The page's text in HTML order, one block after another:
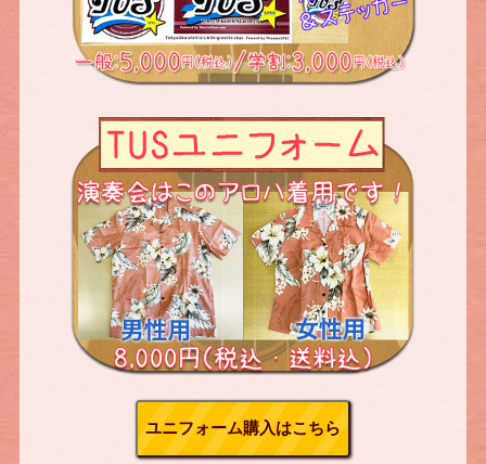
ユニフォーム購入はこちら